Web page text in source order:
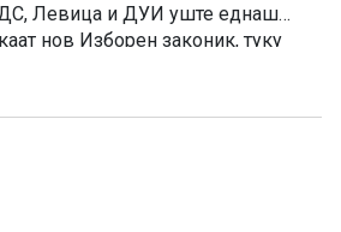
Левица и ДУИ уште еднаш
нов Изборен законик, туку
блокади. Иако со
во моментот кога требаше